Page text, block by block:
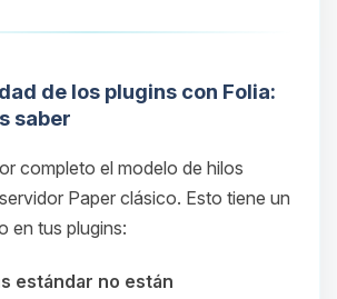
de los plugins con Folia:
saber
completo el modelo de hilos
Paper clásico. Esto tiene un
en tus plugins:
estándar no están